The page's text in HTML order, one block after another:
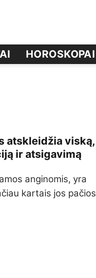
HOROSKOPAI
atskleidžia viską,
ir atsigavimą
anginomis, yra
kartais jos pačios